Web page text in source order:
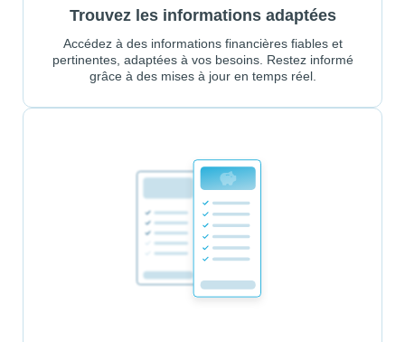
Trouvez les informations adaptées
Accédez à des informations financières fiables et
pertinentes, adaptées à vos besoins. Restez informé
grâce à des mises à jour en temps réel.